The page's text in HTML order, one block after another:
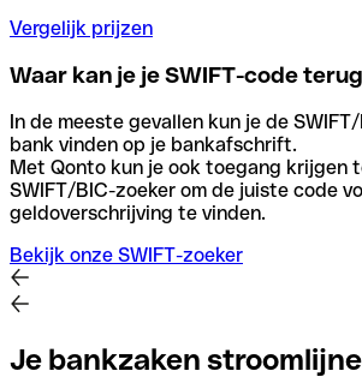
Vergelijk prijzen
Waar kan je je SWIFT-code
In de meeste gevallen kun je de
bank vinden op je bankafschrift.
Met Qonto kun je ook toegang krijgen
SWIFT/BIC-zoeker om de juiste code
geldoverschrijving te vinden.
Bekijk onze SWIFT-zoeker
Je bankzaken